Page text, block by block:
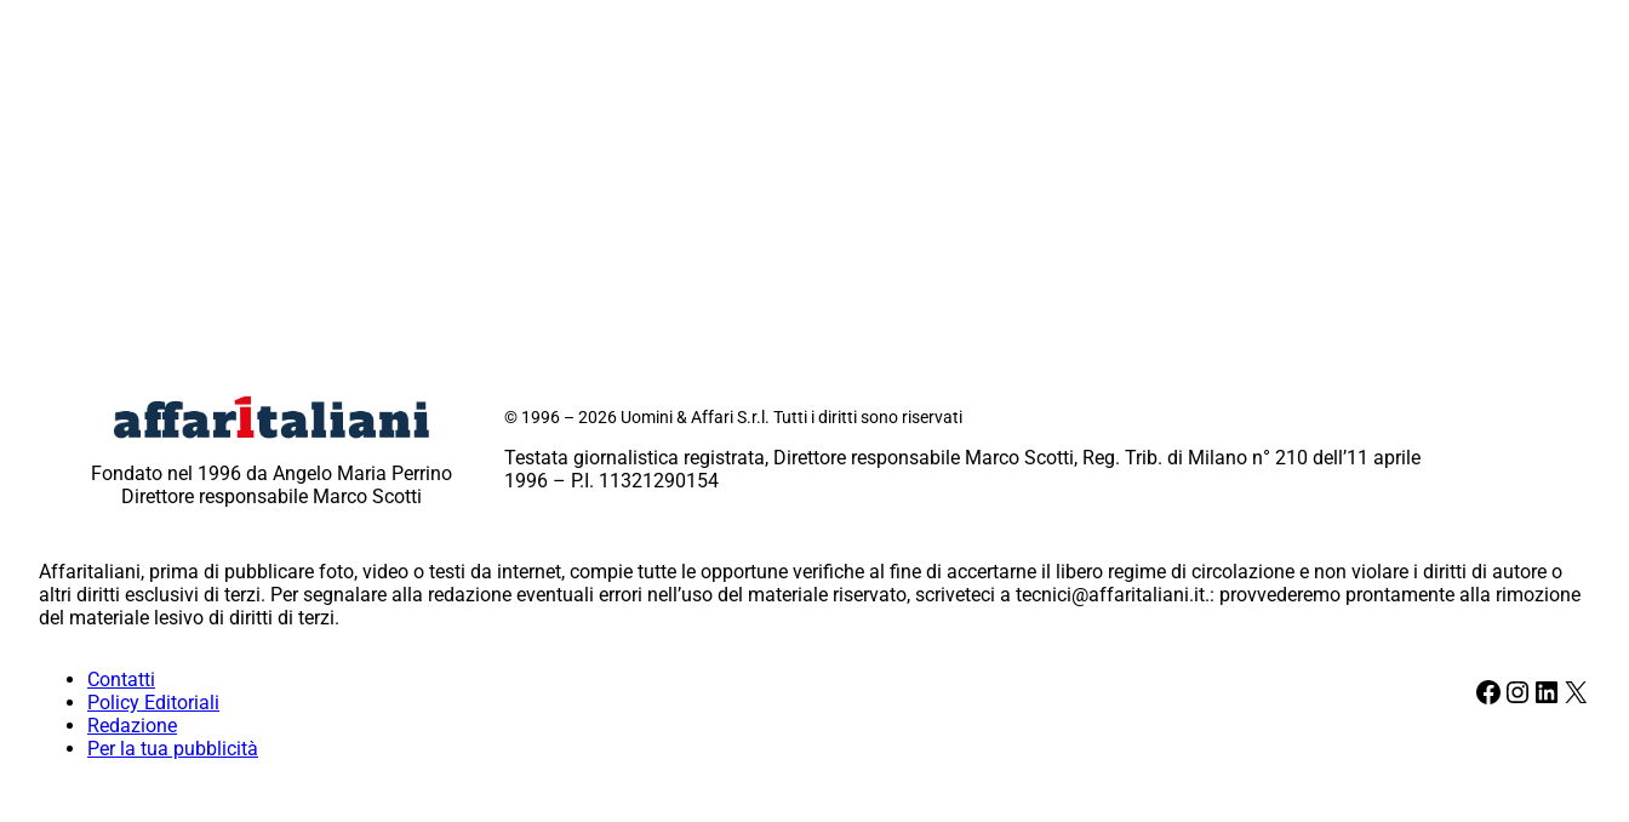
Fondato nel 1996 da Angelo Maria Perrino
Direttore responsabile Marco Scotti
© 1996 – 2026 Uomini & Affari S.r.l. Tutti i diritti sono riservati
Testata giornalistica registrata, Direttore responsabile Marco Scotti, Reg. Trib. di Milano n° 210 dell’11 aprile
1996 – P.I. 11321290154
Affaritaliani, prima di pubblicare foto, video o testi da internet, compie tutte le opportune verifiche al fine di accertarne il libero regime di circolazione e non violare i diritti di autore o
altri diritti esclusivi di terzi. Per segnalare alla redazione eventuali errori nell’uso del materiale riservato, scriveteci a tecnici@affaritaliani.it.: provvederemo prontamente alla rimozione
del materiale lesivo di diritti di terzi.
Contatti
Policy Editoriali
Redazione
Per la tua pubblicità
Facebook Instagram LinkedIn X